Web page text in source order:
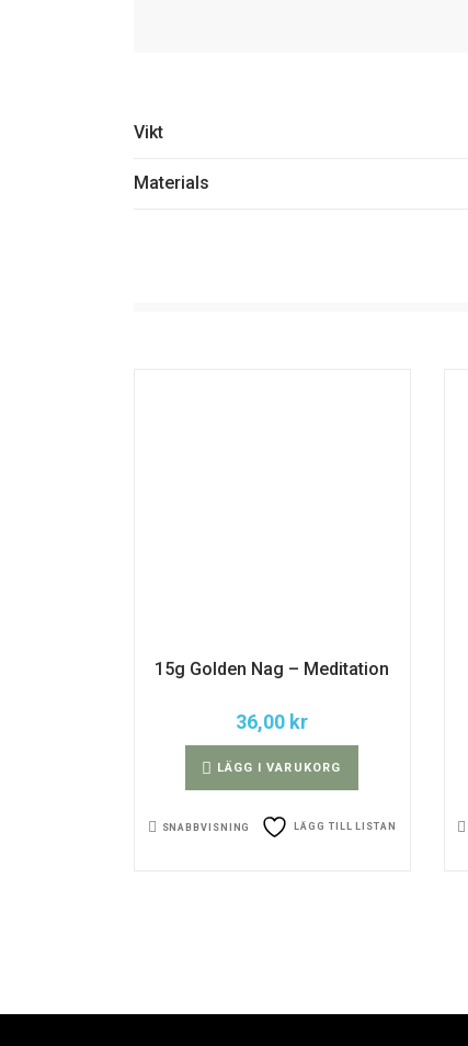
Vikt
Materials
15g Golden Nag – Meditation
36,00 kr
LÄGG I VARUKORG
SNABBVISNING LÄGG TILL LISTAN